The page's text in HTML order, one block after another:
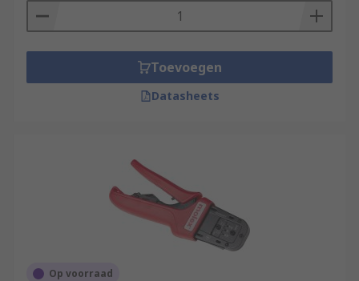
Toevoegen
Datasheets
Op voorraad